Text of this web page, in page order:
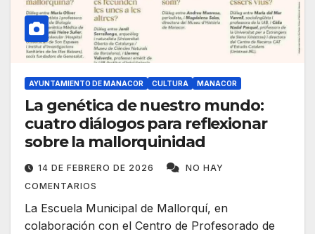
AYUNTAMIENTO DE MANACOR CULTURA MANACOR
La genética de nuestro mundo:
cuatro diálogos para reflexionar
sobre la mallorquinidad
14 DE FEBRERO DE 2026
NO HAY
COMENTARIOS
La Escuela Municipal de Mallorquí, en
colaboración con el Centro de Profesorado de